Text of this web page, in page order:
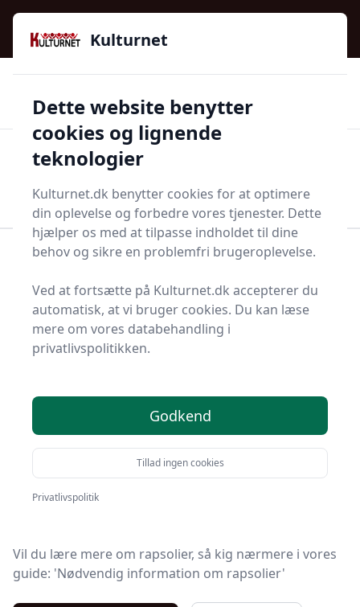
Kulturnet - Alt Det Gode I Livet | Din Kulturguide Siden
2016
97 kategorier 👍Kun godkendte butikker
Start søgning
Husholdning Mad og drikke
Bedste rapsolie i 2025 -
se de 17 bedste her
På Kulturnet finder du markedets bedste rapsolier. Vi
har udvalgt 17 produkter, så du nemt kan finde det
rigtige.
Uanset om du prioriterer høj kvalitet uanset prisen,
om du leder efter en rapsolie med fri fragt, eller du vil
Vil du lære mere om rapsolier, så kig nærmere i vores
guide: 'Nødvendig information om rapsolier'
Kulturnet
Dette website benytter
cookies og lignende
teknologier
Kulturnet.dk benytter cookies for at optimere
din oplevelse og forbedre vores tjenester. Dette
hjælper os med at tilpasse indholdet til dine
behov og sikre en problemfri brugeroplevelse.
Ved at fortsætte på Kulturnet.dk accepterer du
automatisk, at vi bruger cookies. Du kan læse
mere om vores databehandling i
privatlivspolitikken.
Godkend
Tillad ingen cookies
Privatlivspolitik